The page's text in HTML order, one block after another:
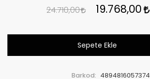
24.710,00 19.768,00
Sepete Ekle
Barkod: 4894816057374